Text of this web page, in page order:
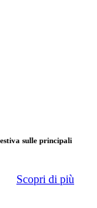
sulle principali
Scopri di più